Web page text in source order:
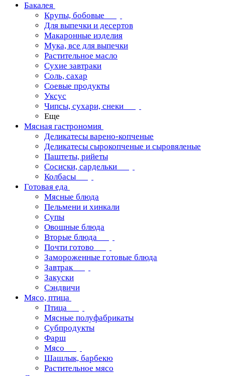
Бакалея
Крупы, бобовые
Для выпечки и десертов
Макаронные изделия
Мука, все для выпечки
Растительное масло
Сухие завтраки
Соль, сахар
Соевые продукты
Уксус
Чипсы, сухари, снеки
Еще
Мясная гастрономия
Деликатесы варено-копченые
Деликатесы сырокопченые и сыровяленые
Паштеты, рийеты
Сосиски, сардельки
Колбасы
Готовая еда
Мясные блюда
Пельмени и хинкали
Супы
Овощные блюда
Вторые блюда
Почти готово
Замороженные готовые блюда
Завтрак
Закуски
Сэндвичи
Мясо, птица
Птица
Мясные полуфабрикаты
Субпродукты
Фарш
Мясо
Шашлык, барбекю
Растительное мясо